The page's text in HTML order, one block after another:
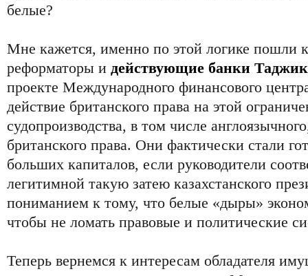
белые?
Мне кажется, именно по этой логике пошли
реформаторы и действующие банки
проекте Международного финансового
действие британского права на этой
судопроизводства, в том числе
британского права. Они фактически стали
больших капиталов, если руководители
легитимной такую затею казахстанского
пониманием к тому, что белые «дыры»
чтобы не ломать правовые и политические
Теперь вернемся к интересам обладателя